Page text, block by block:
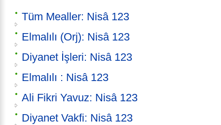
Tüm Mealler: Nisâ 123
Elmalılı (Orj): Nisâ 123
Diyanet İşleri: Nisâ 123
Elmalılı : Nisâ 123
Ali Fikri Yavuz: Nisâ 123
Diyanet Vakfi: Nisâ 123